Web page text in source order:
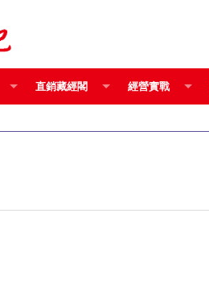
直銷藏經閣 經營實戰